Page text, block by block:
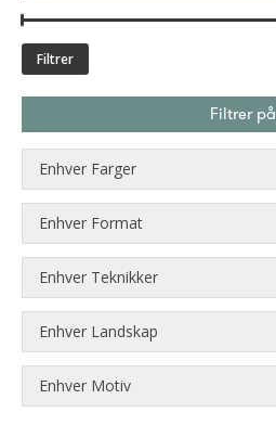
Filtrer
Filtrer på
Enhver Farger
Enhver Format
Enhver Teknikker
Enhver Landskap
Enhver Motiv